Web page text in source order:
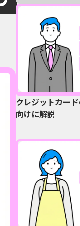
クレジットカー
向けに解説